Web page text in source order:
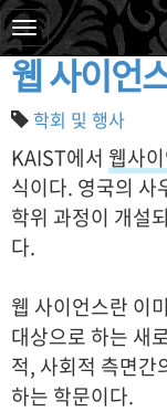
웹 사이언
학회 및 행사
KAIST에서 웹사
식이다. 영국의 사
학위 과정이 개설
다.
웹 사이언스란 이
대상으로 하는 새
적, 사회적 측면간
하는 학문이다.